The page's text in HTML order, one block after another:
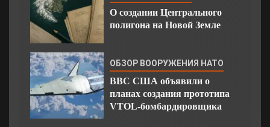
О создании Центрального
полигона на Новой Земле
ОБЗОР ВООРУЖЕНИЯ НАТО
ВВС США объявили о
планах создания прототипа
VTOL-бомбардировщика